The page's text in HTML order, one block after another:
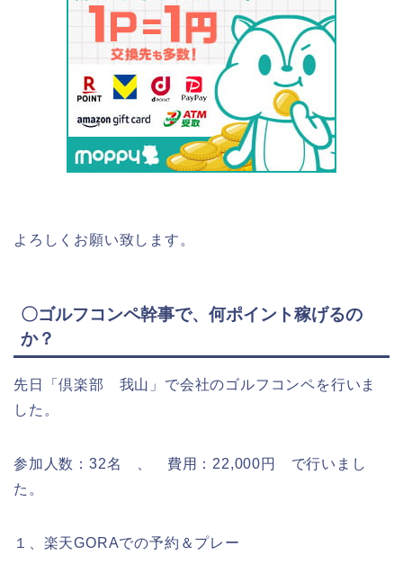
よろしくお願い致します。
〇ゴルフコンペ幹事で、何ポイント稼げるの
か？
先日「倶楽部 我山」で会社のゴルフコンペを行いま
した。
参加人数：32名 、 費用：22,000円 で行いまし
た。
１、楽天GORAでの予約＆プレー